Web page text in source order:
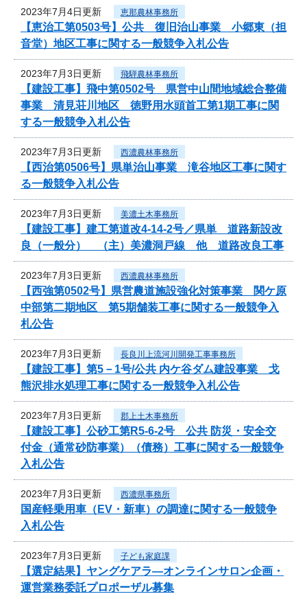
2023年7月4日更新 恵那農林事務所
【恵治工第0503号】公共 復旧治山事業 小郷東（担
音堂）地区工事に関する一般競争入札公告
2023年7月3日更新 飛騨農林事務所
【建設工事】飛中第0502号 県営中山間地域総合整備
事業 清見荘川地区 徳野用水頭首工第1期工事に関
する一般競争入札公告
2023年7月3日更新 西濃農林事務所
【西治第0506号】県単治山事業 滝谷地区工事に関す
る一般競争入札公告
2023年7月3日更新 美濃土木事務所
【建設工事】建工第道改4-14-2号／県単 道路新設改
良（一般分） （主）美濃洞戸線 他 道路改良工事
2023年7月3日更新 西濃農林事務所
【西強第0502号】県営農道施設強化対策事業 関ケ原
中部第二期地区 第5期舗装工事に関する一般競争入
札公告
2023年7月3日更新 長良川上流河川開発工事事務所
【建設工事】第5－1号/公共 内ケ谷ダム建設事業 戈
熊沢排水処理工事に関する一般競争入札公告
2023年7月3日更新 郡上土木事務所
【建設工事】公砂工第R5-6-2号 公共 防災・安全交
付金（通常砂防事業）（債務）工事に関する一般競争
入札公告
2023年7月3日更新 西濃県事務所
国産軽乗用車（EV・新車）の調達に関する一般競争
入札公告
2023年7月3日更新 子ども家庭課
【選定結果】ヤングケアラ―オンラインサロン企画・
運営業務委託プロポーザル募集